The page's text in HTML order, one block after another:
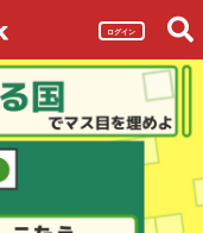
ログイン